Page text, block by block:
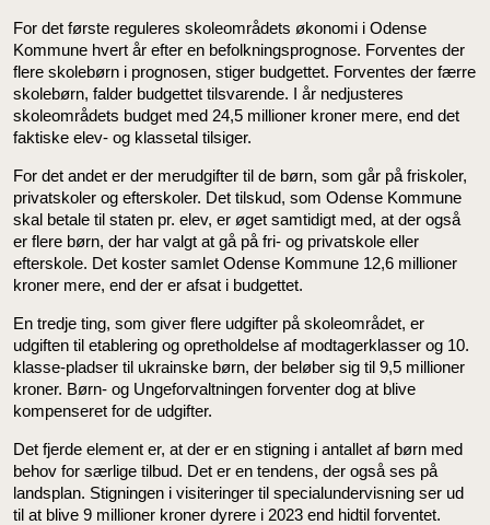
For det første reguleres skoleområdets økonomi i Odense
Kommune hvert år efter en befolkningsprognose. Forventes der
flere skolebørn i prognosen, stiger budgettet. Forventes der færre
skolebørn, falder budgettet tilsvarende. I år nedjusteres
skoleområdets budget med 24,5 millioner kroner mere, end det
faktiske elev- og klassetal tilsiger.
For det andet er der merudgifter til de børn, som går på friskoler,
privatskoler og efterskoler. Det tilskud, som Odense Kommune
skal betale til staten pr. elev, er øget samtidigt med, at der også
er flere børn, der har valgt at gå på fri- og privatskole eller
efterskole. Det koster samlet Odense Kommune 12,6 millioner
kroner mere, end der er afsat i budgettet.
En tredje ting, som giver flere udgifter på skoleområdet, er
udgiften til etablering og opretholdelse af modtagerklasser og 10.
klasse-pladser til ukrainske børn, der beløber sig til 9,5 millioner
kroner. Børn- og Ungeforvaltningen forventer dog at blive
kompenseret for de udgifter.
Det fjerde element er, at der er en stigning i antallet af børn med
behov for særlige tilbud. Det er en tendens, der også ses på
landsplan. Stigningen i visiteringer til specialundervisning ser ud
til at blive 9 millioner kroner dyrere i 2023 end hidtil forventet.